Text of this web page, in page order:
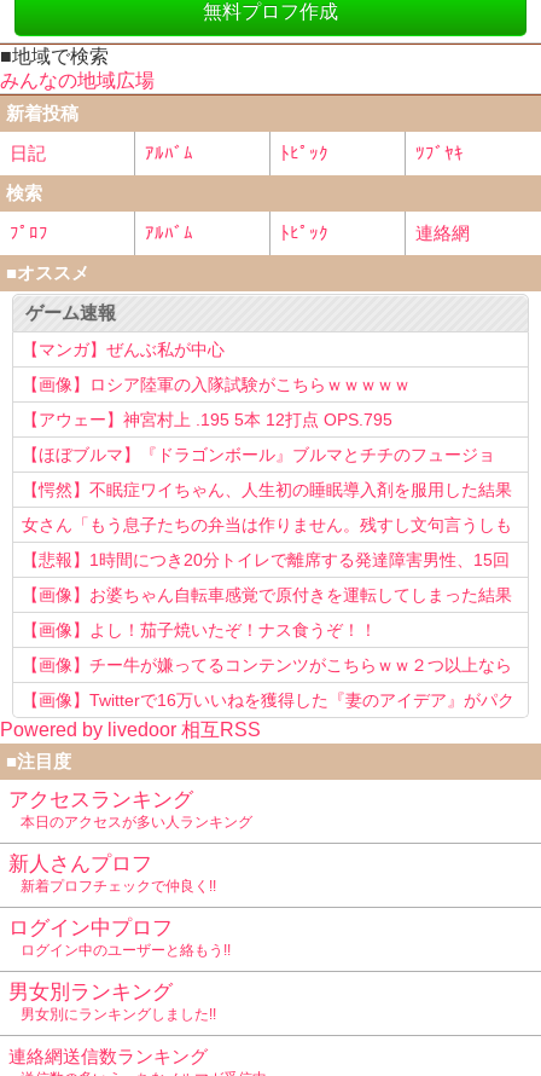
無料プロフ作成
■地域で検索
みんなの地域広場
新着投稿
日記
ｱﾙﾊﾞﾑ ﾄﾋﾟｯｸ
ﾂﾌﾞﾔｷ
検索
ﾌﾟﾛﾌ
ｱﾙﾊﾞﾑ ﾄﾋﾟｯｸ
連絡網
■オススメ
ゲーム速報
【マンガ】ぜんぶ私が中心
【画像】ロシア陸軍の入隊試験がこちらｗｗｗｗｗ
【アウェー】神宮村上 .195 5本 12打点 OPS.795
【ほぼブルマ】『ドラゴンボール』ブルマとチチのフュージョ
ン、クッソ可愛すぎるwwwwwww
【愕然】不眠症ワイちゃん、人生初の睡眠導入剤を服用した結果
ｗｗｗｗ
女さん「もう息子たちの弁当は作りません。残すし文句言うしも
う知らない！」
【悲報】1時間につき20分トイレで離席する発達障害男性、15回
以上転職を重ねてしまう
【画像】お婆ちゃん自転車感覚で原付きを運転してしまった結果
www
【画像】よし！茄子焼いたぞ！ナス食うぞ！！
【画像】チー牛が嫌ってるコンテンツがこちらｗｗ２つ以上なら
確定ｗｗ
【画像】Twitterで16万いいねを獲得した『妻のアイデア』がパク
リで草www
Powered by livedoor 相互RSS
■注目度
アクセスランキング
本日のアクセスが多い人ランキング
新人さんプロフ
新着プロフチェックで仲良く!!
ログイン中プロフ
ログイン中のユーザーと絡もう!!
男女別ランキング
男女別にランキングしました!!
連絡網送信数ランキング